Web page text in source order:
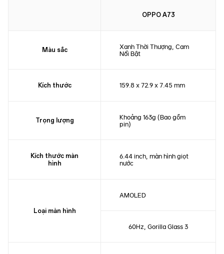
OPPO A73
Màu sắc
Xanh Thời Thượng, Cam
Nổi Bật
Kích thước 159.8 x 72.9 x 7.45 mm
Trọng lượng
Khoảng 163g (Bao gồm
pin)
Kích thước màn
hình
6.44 inch, màn hình giọt
nước
Loại màn hình
AMOLED
60Hz, Gorilla Glass 3